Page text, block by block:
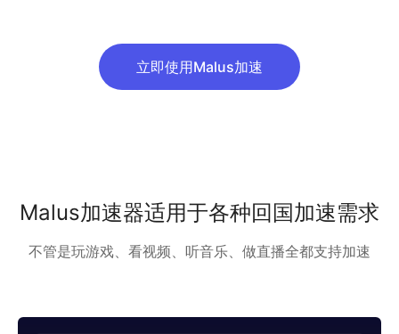
立即使用Malus加速
Malus加速器适用于各种回国加速需求
不管是玩游戏、看视频、听音乐、做直播全都支持加速